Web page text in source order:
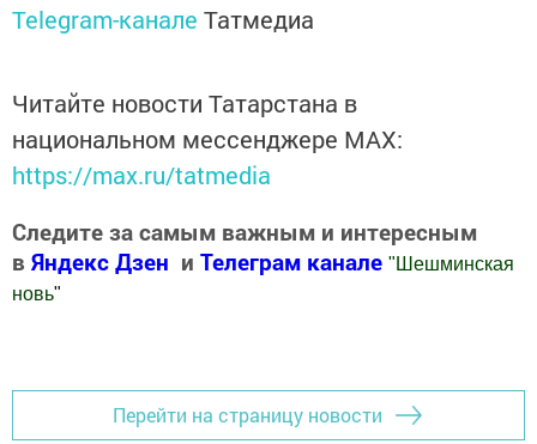
Telegram-канале Татмедиа
Читайте новости Татарстана в
национальном мессенджере MАХ:
https://max.ru/tatmedia
Следите за самым важным и интересным
в Яндекс Дзен и Телеграм канале " Шешминская
новь"
Перейти на страницу новости